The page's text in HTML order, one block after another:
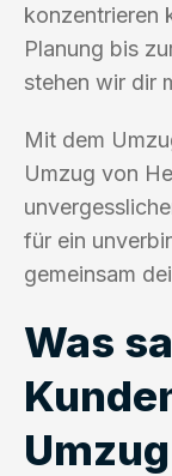
konzentrieren
Planung bis
stehen wir dir
Mit dem
Umzug von
für ein
gemeinsam
Was